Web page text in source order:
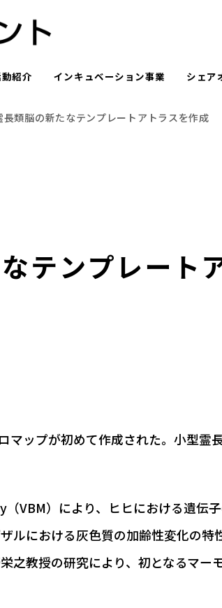
紹介 インキュベーション事業 シェア
長類脳の新たなテンプレートアトラスを作成
テンプレート
ップが初めて作成された。小型霊
VBM）により、ヒヒにおける遺伝
ルにおける灰色質の加齢性変化の特
教授の研究により、初となるマー